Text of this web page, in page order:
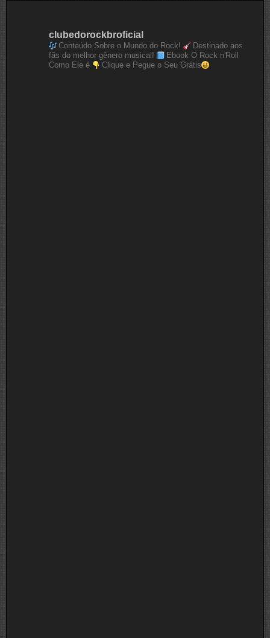
clubedorockbroficial
Conteúdo Sobre o Mundo do Rock!
Destinado aos
fãs do melhor gênero musical!
Ebook O Rock n'Roll
Como Ele é
Clique e Pegue o Seu Grátis